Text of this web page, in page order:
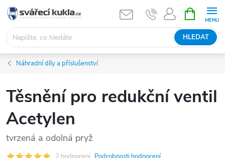
Přejít na obsah
HLEDAT
Náhradní díly a příslušenství
Těsnění pro redukční ventil
Acetylen
tvrzená a odolná pryž